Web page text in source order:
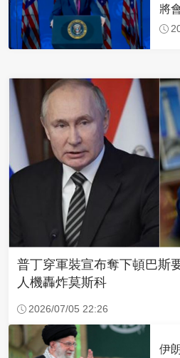
將
人
普丁穿軍裝宣布奪下頓巴
人機轟炸莫斯科
2026/07/05 22:26
伊